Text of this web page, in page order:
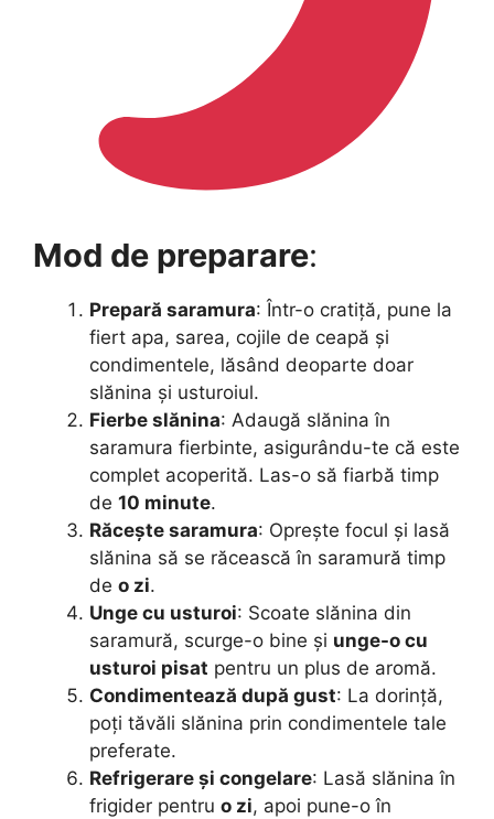
Mod de preparare:
Prepară saramura: Într-o cratiță, pune la
fiert apa, sarea, cojile de ceapă și
condimentele, lăsând deoparte doar
slănina și usturoiul.
Fierbe slănina: Adaugă slănina în
saramura fierbinte, asigurându-te că este
complet acoperită. Las-o să fiarbă timp
de 10 minute.
Răcește saramura: Oprește focul și lasă
slănina să se răcească în saramură timp
de o zi.
Unge cu usturoi: Scoate slănina din
saramură, scurge-o bine și unge-o cu
usturoi pisat pentru un plus de aromă.
Condimentează după gust: La dorință,
poți tăvăli slănina prin condimentele tale
preferate.
Refrigerare și congelare: Lasă slănina în
frigider pentru o zi, apoi pune-o în